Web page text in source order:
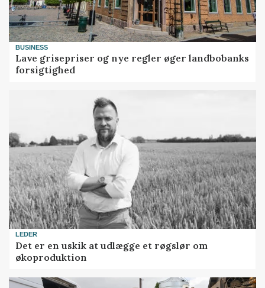
BUSINESS
Lave grisepriser og nye regler øger landbobanks
forsigtighed
LEDER
Det er en uskik at udlægge et røgslør om
økoproduktion